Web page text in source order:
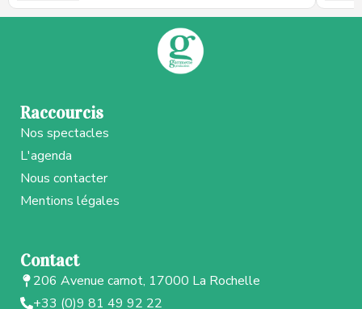
Raccourcis
Nos spectacles
L'agenda
Nous contacter
Mentions légales
Contact
206 Avenue carnot, 17000 La Rochelle
+33 (0)9 81 49 92 22